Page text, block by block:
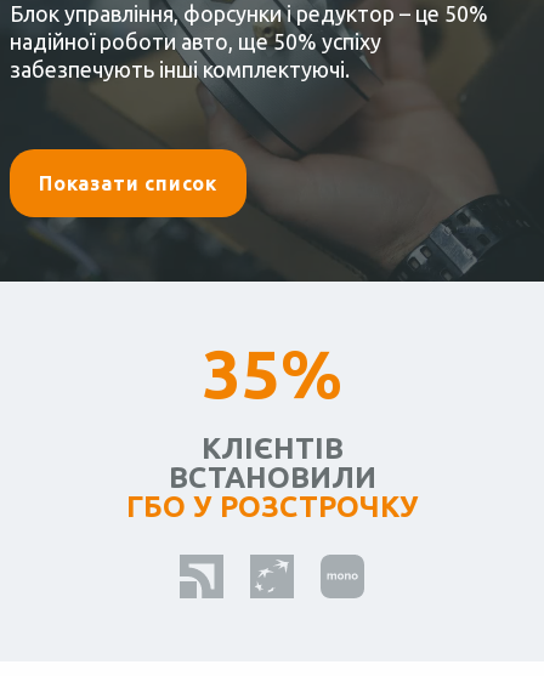
Блок управління, форсунки і редуктор – це 50%
надійної роботи авто, ще 50% успіху
забезпечують інші комплектуючі.
Показати список
35%
КЛІЄНТІВ
ВСТАНОВИЛИ
ГБО У РОЗСТРОЧКУ